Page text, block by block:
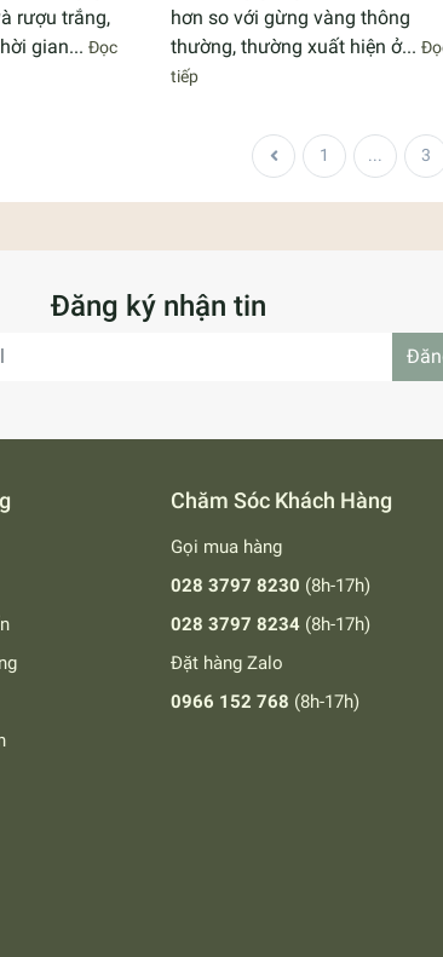
rượu trắng,
gian... Đọc
hơn so với gừng vàng thông
thường, thường xuất hiện ở...
tiếp
1 ... 3
Đăng ký nhận tin
Chăm Sóc Khách Hàng
Gọi mua hàng
028 3797 8230 (8h-17h)
028 3797 8234 (8h-17h)
Đặt hàng Zalo
0966 152 768 (8h-17h)